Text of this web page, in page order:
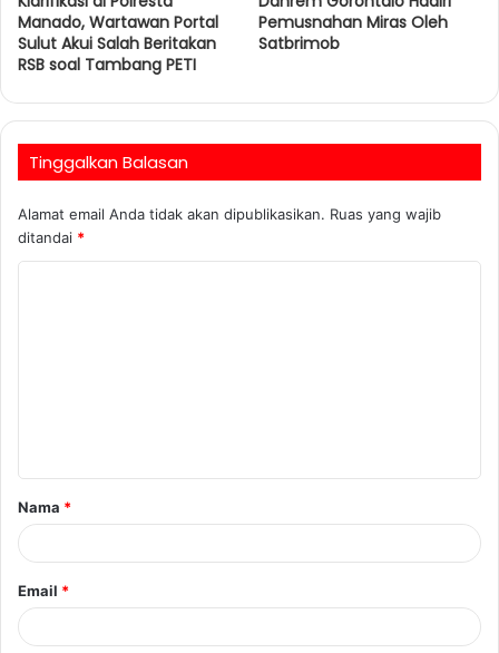
Manado, Wartawan Portal
Sulut Akui Salah Beritakan
RSB soal Tambang PETI
Pemusnahan Miras Oleh
Satbrimob
Tinggalkan Balasan
Alamat email Anda tidak akan dipublikasikan. Ruas yang wajib
ditandai *
Nama *
Email *